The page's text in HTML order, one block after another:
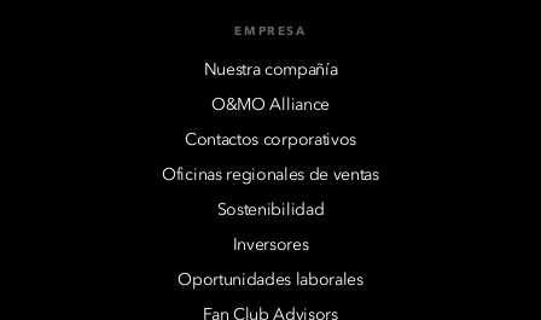
EMPRESA
Nuestra compañía
O&MO Alliance
Contactos corporativos
Oficinas regionales de ventas
Sostenibilidad
Inversores
Oportunidades laborales
Fan Club Advisors